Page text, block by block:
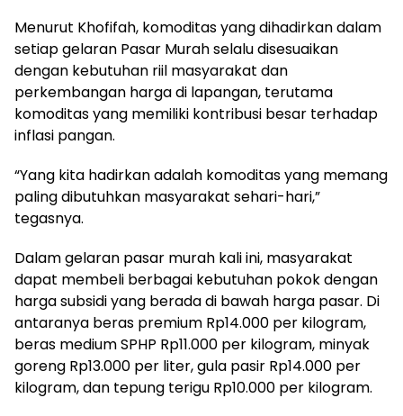
Menurut Khofifah, komoditas yang dihadirkan dalam
setiap gelaran Pasar Murah selalu disesuaikan
dengan kebutuhan riil masyarakat dan
perkembangan harga di lapangan, terutama
komoditas yang memiliki kontribusi besar terhadap
inflasi pangan.
“Yang kita hadirkan adalah komoditas yang memang
paling dibutuhkan masyarakat sehari-hari,”
tegasnya.
Dalam gelaran pasar murah kali ini, masyarakat
dapat membeli berbagai kebutuhan pokok dengan
harga subsidi yang berada di bawah harga pasar. Di
antaranya beras premium Rp14.000 per kilogram,
beras medium SPHP Rp11.000 per kilogram, minyak
goreng Rp13.000 per liter, gula pasir Rp14.000 per
kilogram, dan tepung terigu Rp10.000 per kilogram.